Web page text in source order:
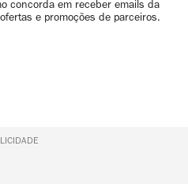
concorda em receber emails da
e promoções de parceiros.